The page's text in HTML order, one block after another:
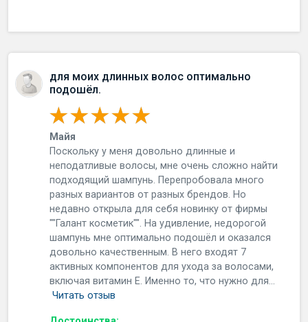
для моих длинных волос оптимально
подошёл.
Майя
Поскольку у меня довольно длинные и
неподатливые волосы, мне очень сложно найти
подходящий шампунь. Перепробовала много
разных вариантов от разных брендов. Но
недавно открыла для себя новинку от фирмы
""Галант косметик"". На удивление, недорогой
шампунь мне оптимально подошёл и оказался
довольно качественным. В него входят 7
активных компонентов для ухода за волосами,
включая витамин Е. Именно то, что нужно для...
Читать отзыв